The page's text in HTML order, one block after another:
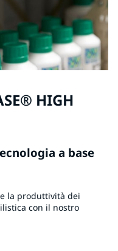
HIGH
a base
la produttività dei
con il nostro